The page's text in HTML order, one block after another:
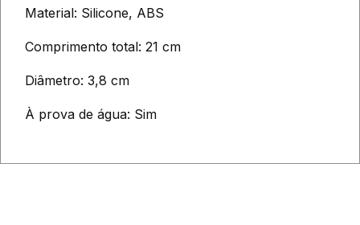
Material: Silicone, ABS
Comprimento total: 21 cm
Diâmetro: 3,8 cm
À prova de água: Sim